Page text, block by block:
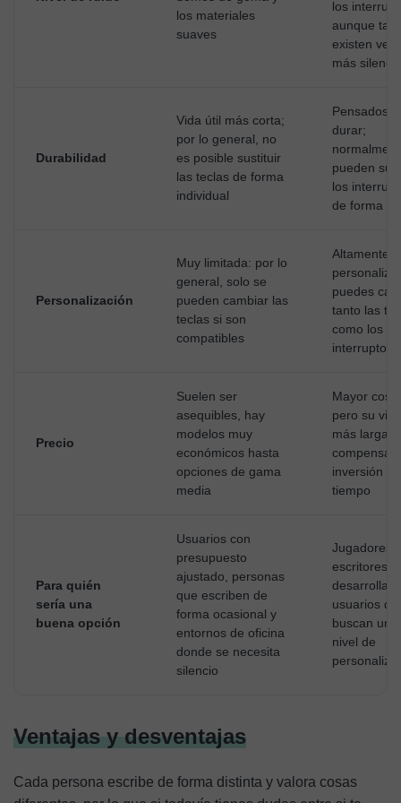
los materiales
suaves
los
aunque
existen
más
Durabilidad
Vida útil más corta;
por lo general, no
es posible sustituir
las teclas de forma
individual
Pensados
durar;
pueden
los
de forma
Personalización
Muy limitada: por lo
general, solo se
pueden cambiar las
teclas si son
compatibles
Altamente
puedes
tanto las
como los
Precio
Suelen ser
asequibles, hay
modelos muy
económicos hasta
opciones de gama
media
Mayor
pero su
más larga
compensa
inversión
tiempo
Para quién
sería una
buena opción
Usuarios con
presupuesto
ajustado, personas
que escriben de
forma ocasional y
entornos de oficina
donde se necesita
silencio
Jugadores,
escritores,
usuarios
buscan un
nivel de
Ventajas y desventajas
Cada persona escribe de forma distinta y valora cosas